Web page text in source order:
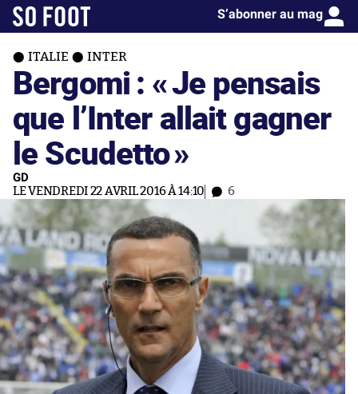
S’abonner au mag
ITALIE INTER
Bergomi : «Je pensais
que l’Inter allait gagner
le Scudetto»
GD
LE VENDREDI 22 AVRIL 2016 À 14:10 6